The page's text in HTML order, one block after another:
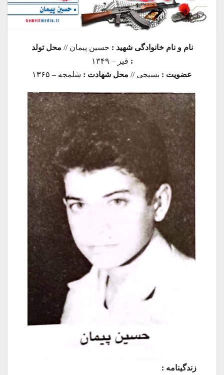
نام و نام خانوادگی شهید : حسین پیمان // محل تولد
: قیر – ۱۳۴۹
عضویت : بسیجی // محل شهادت : شلمچه – ۱۳۶۵
زندگينامه :